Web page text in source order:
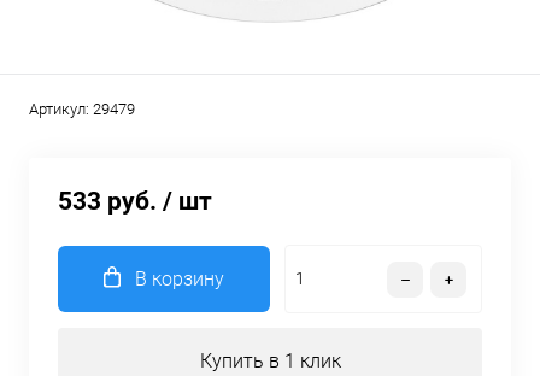
Артикул: 29479
533 руб. / шт
В корзину
Купить в 1 клик